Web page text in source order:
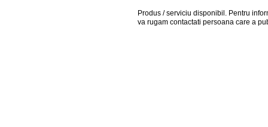
Produs / serviciu disponibil . Pentru
va rugam contactati persoana care a